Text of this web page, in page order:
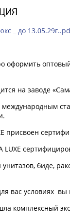
_ до
оформить
на заводе
присвоен
унитазов, биде,
вас условиях
комплексный